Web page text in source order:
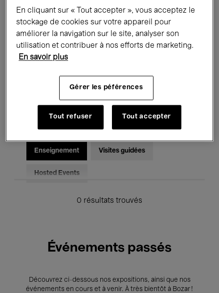
Expositions Films Performances
Rencontres & Débats Jazz
Musique électronique
Pour tous Kids’ Palace
Enseignement Visites guidées
Hosted Events
0 résultats trouvés
Événements passés
Découvrez ci-dessous nos expositions, ainsi que nos
événements en cours et à venir. À très bientôt à Bozar !
En cliquant sur « Tout accepter », vous acceptez le
stockage de cookies sur votre appareil pour
améliorer la navigation sur le site, analyser son
utilisation et contribuer à nos efforts de marketing.
En savoir plus
Gérer les péférences
Tout refuser Tout accepter